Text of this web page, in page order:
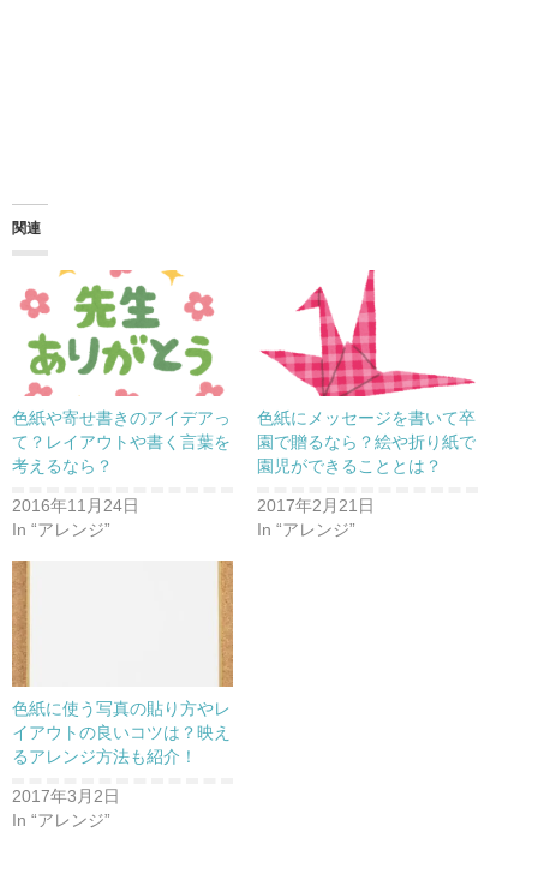
関連
色紙や寄せ書きのアイデアっ
て？レイアウトや書く言葉を
考えるなら？
2016年11月24日
In “アレンジ”
色紙にメッセージを書いて卒
園で贈るなら？絵や折り紙で
園児ができることとは？
2017年2月21日
In “アレンジ”
色紙に使う写真の貼り方やレ
イアウトの良いコツは？映え
るアレンジ方法も紹介！
2017年3月2日
In “アレンジ”